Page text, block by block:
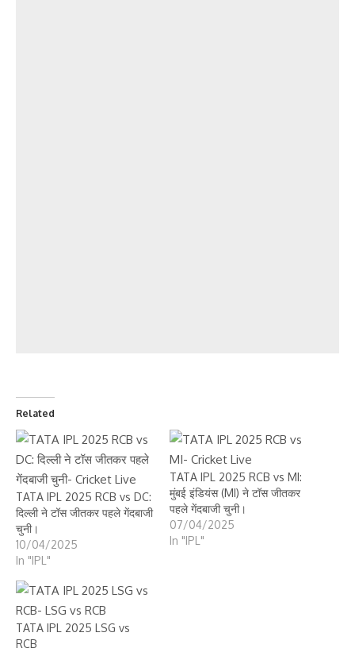
Related
TATA IPL 2025 RCB vs DC:
दिल्ली ने टॉस जीतकर पहले गेंदबाजी
चुनी।
10/04/2025
In "IPL"
TATA IPL 2025 RCB vs MI:
मुंबई इंडियंस (MI) ने टॉस जीतकर
पहले गेंदबाजी चुनी।
07/04/2025
In "IPL"
TATA IPL 2025 LSG vs
RCB